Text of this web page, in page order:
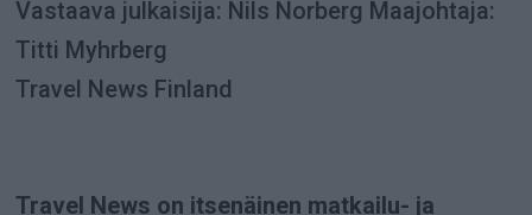
Vastaava julkaisija: Nils Norberg Maajohtaja:
Titti Myhrberg
Travel News Finland
Travel News on itsenäinen matkailu- ja